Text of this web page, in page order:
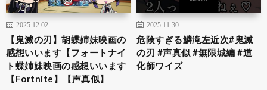
2025.12.02
【鬼滅の刃】胡蝶姉妹映画の
感想いいます【フォートナイ
ト蝶姉妹映画の感想いいます
【Fortnite】【声真似】
2025.11.30
危険すぎる鱗滝左近次#鬼滅
の刃 #声真似 #無限城編 #道
化師ワイズ